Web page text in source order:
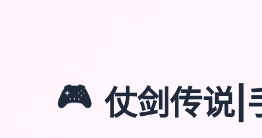
🎮 仗剑传说|